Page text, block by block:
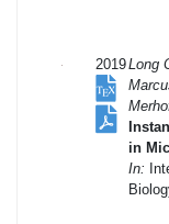
2019Long
in
In: